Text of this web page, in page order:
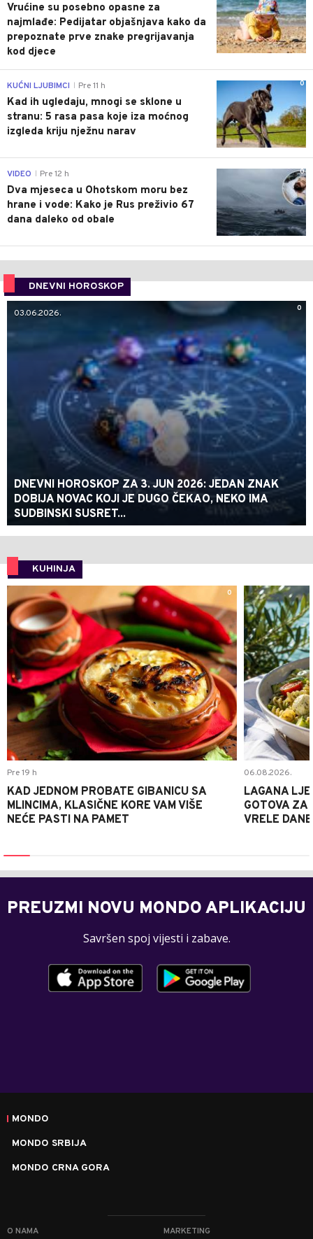
Vrućine su posebno opasne za
najmlađe: Pedijatar objašnjava kako da
prepoznate prve znake pregrijavanja
kod djece
0
KUĆNI LJUBIMCI Pre 11 h
Kad ih ugledaju, mnogi se sklone u
stranu: 5 rasa pasa koje iza moćnog
izgleda kriju nježnu narav
0
VIDEO Pre 12 h
Dva mjeseca u Ohotskom moru bez
hrane i vode: Kako je Rus preživio 67
dana daleko od obale
DNEVNI HOROSKOP
0
03.06.2026.
DNEVNI HOROSKOP ZA 3. JUN 2026: JEDAN ZNAK
DOBIJA NOVAC KOJI JE DUGO ČEKAO, NEKO IMA
SUDBINSKI SUSRET...
KUHINJA
0
Pre 19 h
KAD JEDNOM PROBATE GIBANICU SA
MLINCIMA, KLASIČNE KORE VAM VIŠE
NEĆE PASTI NA PAMET
06.08.2026.
LAGANA
GOTOVA ZA
VRELE DANE
PREUZMI NOVU MONDO APLIKACIJU
Savršen spoj vijesti i zabave.
MONDO
MONDO SRBIJA
MONDO CRNA GORA
O NAMA MARKETING